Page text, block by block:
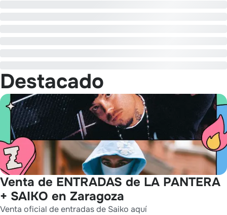
Destacado
Venta de ENTRADAS de LA PANTERA
+ SAIKO en Zaragoza
Venta oficial de entradas de Saiko aquí